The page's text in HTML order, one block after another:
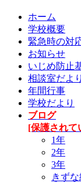
ホーム
学校概要
緊急時の対
お知らせ
いじめ防止
相談室だより
年間行事
学校だより
ブログ
[保護されて
1年
2年
3年
きずな